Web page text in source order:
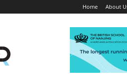
Home About